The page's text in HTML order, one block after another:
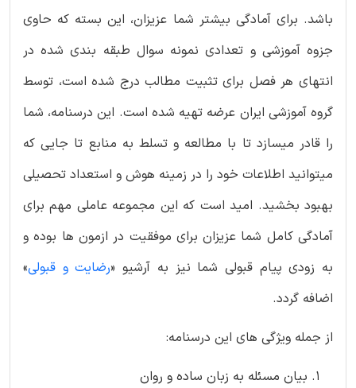
باشد. برای آمادگی بیشتر شما عزیزان، این بسته که حاوی
جزوه آموزشی و تعدادی نمونه سوال طبقه بندی شده در
انتهای هر فصل برای تثبیت مطالب درج شده است، توسط
گروه آموزشی ایران عرضه تهیه شده است. این درسنامه، شما
را قادر میسازد تا با مطالعه و تسلط به منابع تا جایی که
میتوانید اطلاعات خود را در زمینه هوش و استعداد تحصیلی
بهبود بخشید. امید است که این مجموعه عاملی مهم برای
آمادگی کامل شما عزیزان برای موفقیت در ازمون ها بوده و
به زودی پیام قبولی شما نیز به آرشیو «رضایت و قبولی»
اضافه گردد.
از جمله ویژگی های این درسنامه:
بیان مسئله به زبان ساده و روان